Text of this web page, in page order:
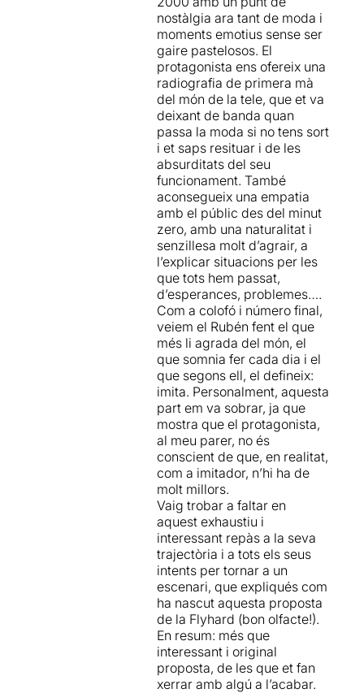
com a actor, també sap fer
imitacions .....
Si desitgeu llegir l'apunt
sencer, només heu de clicar
AQUÍ
nostàlgia ara tant de moda i
moments emotius sense ser
gaire pastelosos. El
protagonista ens ofereix una
radiografia de primera mà
del món de la tele, que et va
deixant de banda quan
passa la moda si no tens sort
i et saps resituar i de les
absurditats del seu
funcionament. També
aconsegueix una empatia
amb el públic des del minut
zero, amb una naturalitat i
senzillesa molt d’agrair, a
l’explicar situacions per les
que tots hem passat,
d’esperances, problemes….
Com a colofó i número final,
veiem el Rubén fent el que
més li agrada del món, el
que somnia fer cada dia i el
que segons ell, el defineix:
imita. Personalment, aquesta
part em va sobrar, ja que
mostra que el protagonista,
al meu parer, no és
conscient de que, en realitat,
com a imitador, n’hi ha de
molt millors.
Vaig trobar a faltar en
aquest exhaustiu i
interessant repàs a la seva
trajectòria i a tots els seus
intents per tornar a un
escenari, que expliqués com
ha nascut aquesta proposta
de la Flyhard (bon olfacte!).
En resum: més que
interessant i original
proposta, de les que et fan
xerrar amb algú a l’acabar.